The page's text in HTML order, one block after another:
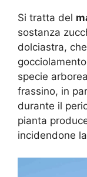
Si tratta del
sostanza
dolciastra,
specie
frassino, in
durante il
pianta
incidendone